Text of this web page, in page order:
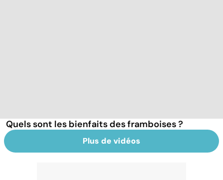
Quels sont les bienfaits des framboises ?
Plus de vidéos